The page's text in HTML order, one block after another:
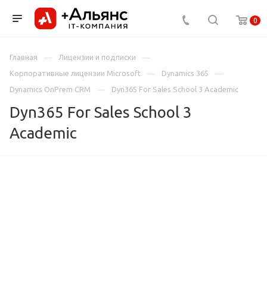
0
Главная
Лицензии и подписки
Корпоративные лицензии Microsoft
Dynamics 365
Dynamics OnPrem CRM
Dyn365 For Sales School 3 Academic
Dyn365 For Sales School 3
Academic